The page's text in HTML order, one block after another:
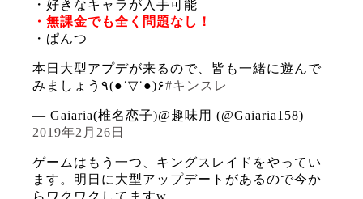
・好きなキャラが入手可能
・無課金でも全く問題なし！
・ぱんつ
本日大型アプデが来るので、皆も一緒に遊んで
みましょう٩(●˙▽˙●)۶#キンスレ
— Gaiaria(椎名恋子)@趣味用 (@Gaiaria158)
2019年2月26日
ゲームはもう一つ、キングスレイドをやってい
ます。明日に大型アップデートがあるので今か
らワクワクしてますw